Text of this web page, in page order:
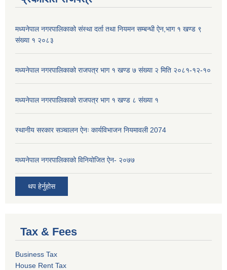
मध्यनेपाल नगरपालिकाको संस्था दर्ता तथा नियमन सम्बन्धी ऐन,भाग १ खण्ड ९
संख्या १ २०८३
मध्यनेपाल नगरपालिकाको राजपत्र भाग १ खण्ड ७ संख्या २ मिति २०८१-१२-१०
मध्यनेपाल नगरपालिकाको राजपत्र भाग १ खण्ड ८ संख्या १
स्थानीय सरकार सञ्चालन ऐनः कार्यविभाजन नियमावली 2074
मध्यनेपाल नगरपालिकाको विनियोजित ऐन- २०७७
थप हेर्नुहोस
Tax & Fees
Business Tax
House Rent Tax